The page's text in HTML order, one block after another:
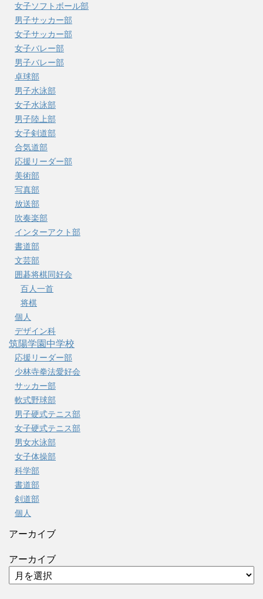
女子ソフトボール部
男子サッカー部
女子サッカー部
女子バレー部
男子バレー部
卓球部
男子水泳部
女子水泳部
男子陸上部
女子剣道部
合気道部
応援リーダー部
美術部
写真部
放送部
吹奏楽部
インターアクト部
書道部
文芸部
囲碁将棋同好会
百人一首
将棋
個人
デザイン科
筑陽学園中学校
応援リーダー部
少林寺拳法愛好会
サッカー部
軟式野球部
男子硬式テニス部
女子硬式テニス部
男女水泳部
女子体操部
科学部
書道部
剣道部
個人
アーカイブ
アーカイブ